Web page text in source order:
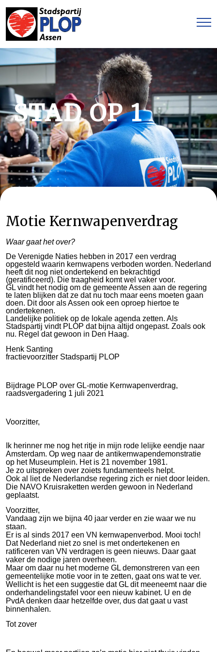
STAD OP 1
Motie Kernwapenverdrag
Waar gaat het over?
De Verenigde Naties hebben in 2017 een verdrag
opgesteld waarin kernwapens verboden worden. Nederland
heeft dit nog niet ondertekend en bekrachtigd
(geratificeerd). Die traagheid komt wel vaker voor.
GL vindt het nodig om de gemeente Assen aan de regering
te laten blijken dat ze dat nu toch maar eens moeten gaan
doen. Dit door als Assen ook een oproep hiertoe te
ondertekenen.
Landelijke politiek op de lokale agenda zetten. Als
Stadspartij vindt PLOP dat bijna altijd ongepast. Zoals ook
nu. Regel dat gewoon in Den Haag.
Henk Santing
fractievoorzitter Stadspartij PLOP
Bijdrage PLOP over GL-motie Kernwapenverdrag,
raadsvergadering 1 juli 2021
Voorzitter,
Ik herinner me nog het ritje in mijn rode lelijke eendje naar
Amsterdam. Op weg naar de antikernwapendemonstratie
op het Museumplein. Het is 21 november 1981.
Je zo uitspreken over zoiets fundamenteels helpt.
Ook al liet de Nederlandse regering zich er niet door leiden.
Die NAVO Kruisraketten werden gewoon in Nederland
geplaatst.
Voorzitter,
Vandaag zijn we bijna 40 jaar verder en zie waar we nu
staan.
Er is al sinds 2017 een VN kernwapenverbod. Mooi toch!
Dat Nederland niet zo snel is met ondertekenen en
ratificeren van VN verdragen is geen nieuws. Daar gaat
vaker de nodige jaren overheen.
Maar om daar nu het moderne GL demonstreren van een
gemeentelijke motie voor in te zetten, gaat ons wat te ver.
Wellicht is het een suggestie dat GL dit meeneemt naar die
onderhandelingstafel voor een nieuw kabinet. U en de
PvdA denken daar hetzelfde over, dus dat gaat u vast
binnenhalen.
Tot zover